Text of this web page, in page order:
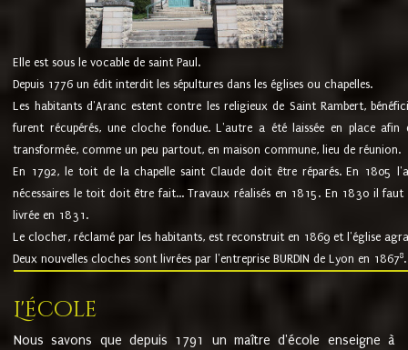
Elle est sous le vocable de saint Paul.
Depuis 1776 un édit interdit les sépultures dans les églises ou chapelles.
Les habitants d'Aranc estent contre les religieux de Saint Rambert,
furent récupérés, une cloche fondue. L'autre a été laissée en place
transformée, comme un peu partout, en maison commune, lieu de réunion.
En 1792, le toit de la chapelle saint Claude doit être réparés. En 1805
nécessaires le toit doit être fait... Travaux réalisés en 1815. En 1830 il
livrée en 1831.
Le clocher, réclamé par les habitants, est reconstruit en 1869 et l'église
Deux nouvelles cloches sont livrées par l'entreprise BURDIN de Lyon en 18678.
L'école
Nous savons que depuis 1791 un maître d'école enseigne à